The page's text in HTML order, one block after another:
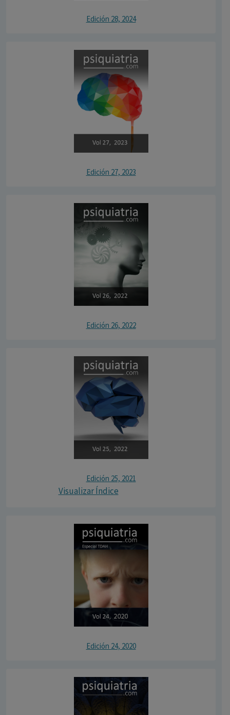
Edición 28, 2024
Edición 27, 2023
Edición 26, 2022
Edición 25, 2021
Visualizar Índice
Edición 24, 2020